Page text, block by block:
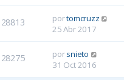
28813 portomcruzz
25 Abr 2017
28275 porsnieto
31 Oct 2016